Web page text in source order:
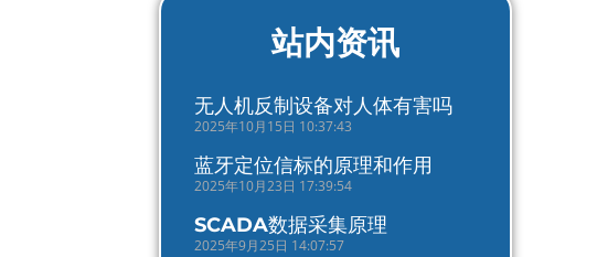
站内资讯
无人机反制设备对人体有害吗
2025年10月15日 10:37:43
蓝牙定位信标的原理和作用
2025年10月23日 17:39:54
SCADA数据采集原理
2025年9月25日 14:07:57